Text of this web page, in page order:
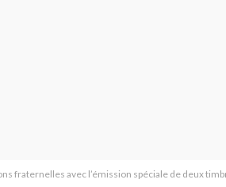
fraternelles avec l’émission spéciale de deux